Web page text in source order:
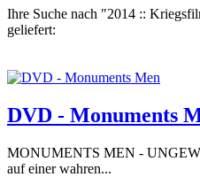
Ihre Suche nach "2014 ::
geliefert:
DVD - Monuments
MONUMENTS MEN -
auf einer wahren...